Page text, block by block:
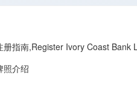
册指南,Register Ivory Coast Bank
照介绍